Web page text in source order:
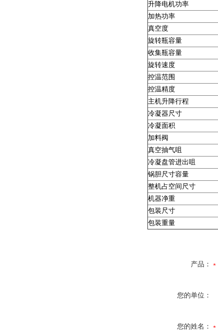
升降电机功率
加热功率
真空度
旋转瓶容量
收集瓶容量
旋转速度
控温范围
控温精度
主机升降行程
冷凝器尺寸
冷凝面积
加料阀
真空抽气咀
冷凝盘管进出咀
锅胆尺寸容量
整机占空间尺寸
机器净重
包装尺寸
包装重量
产品：
您的单位：
您的姓名：